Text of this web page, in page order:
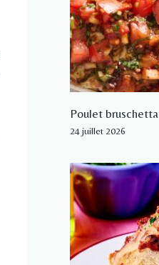
Poulet bruschetta
24 juillet 2026